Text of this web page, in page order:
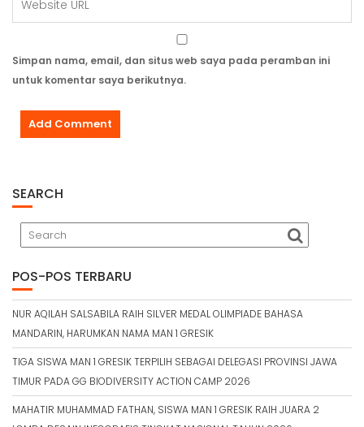
Simpan nama, email, dan situs web saya pada peramban ini
untuk komentar saya berikutnya.
SEARCH
POS-POS TERBARU
NUR AQILAH SALSABILA RAIH SILVER MEDAL OLIMPIADE BAHASA
MANDARIN, HARUMKAN NAMA MAN 1 GRESIK
TIGA SISWA MAN 1 GRESIK TERPILIH SEBAGAI DELEGASI PROVINSI JAWA
TIMUR PADA GG BIODIVERSITY ACTION CAMP 2026
MAHATIR MUHAMMAD FATHAN, SISWA MAN 1 GRESIK RAIH JUARA 2